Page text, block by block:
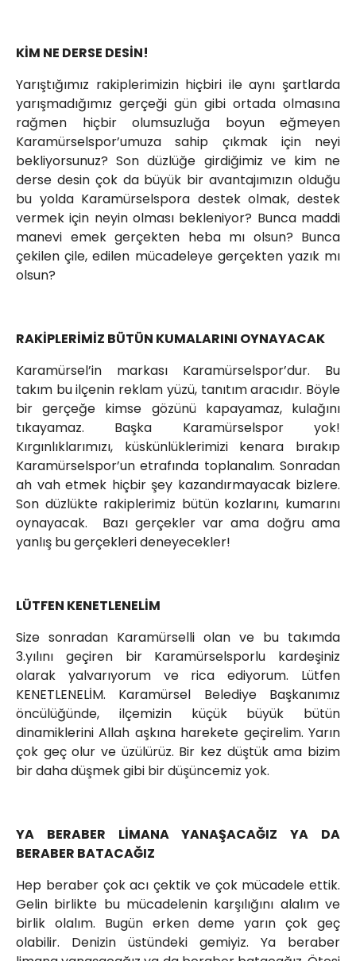
KİM NE DERSE DESİN!
Yarıştığımız rakiplerimizin hiçbiri ile aynı şartlarda
yarışmadığımız gerçeği gün gibi ortada olmasına
rağmen hiçbir olumsuzluğa boyun eğmeyen
Karamürselspor’umuza sahip çıkmak için neyi
bekliyorsunuz? Son düzlüğe girdiğimiz ve kim ne
derse desin çok da büyük bir avantajımızın olduğu
bu yolda Karamürselspora destek olmak, destek
vermek için neyin olması bekleniyor? Bunca maddi
manevi emek gerçekten heba mı olsun? Bunca
çekilen çile, edilen mücadeleye gerçekten yazık mı
olsun?
RAKİPLERİMİZ BÜTÜN KUMALARINI OYNAYACAK
Karamürsel’in markası Karamürselspor’dur. Bu
takım bu ilçenin reklam yüzü, tanıtım aracıdır. Böyle
bir gerçeğe kimse gözünü kapayamaz, kulağını
tıkayamaz. Başka Karamürselspor yok!
Kırgınlıklarımızı, küskünlüklerimizi kenara bırakıp
Karamürselspor’un etrafında toplanalım. Sonradan
ah vah etmek hiçbir şey kazandırmayacak bizlere.
Son düzlükte rakiplerimiz bütün kozlarını, kumarını
oynayacak. Bazı gerçekler var ama doğru ama
yanlış bu gerçekleri deneyecekler!
LÜTFEN KENETLENELİM
Size sonradan Karamürselli olan ve bu takımda
3.yılını geçiren bir Karamürselsporlu kardeşiniz
olarak yalvarıyorum ve rica ediyorum. Lütfen
KENETLENELİM. Karamürsel Belediye Başkanımız
öncülüğünde, ilçemizin küçük büyük bütün
dinamiklerini Allah aşkına harekete geçirelim. Yarın
çok geç olur ve üzülürüz. Bir kez düştük ama bizim
bir daha düşmek gibi bir düşüncemiz yok.
YA BERABER LİMANA YANAŞACAĞIZ YA DA
BERABER BATACAĞIZ
Hep beraber çok acı çektik ve çok mücadele ettik.
Gelin birlikte bu mücadelenin karşılığını alalım ve
birlik olalım. Bugün erken deme yarın çok geç
olabilir. Denizin üstündeki gemiyiz. Ya beraber